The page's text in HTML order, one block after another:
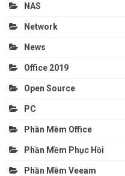
NAS
Network
News
Office 2019
Open Source
PC
Phần Mềm Office
Phần Mềm Phục Hồi
Phần Mềm Veeam